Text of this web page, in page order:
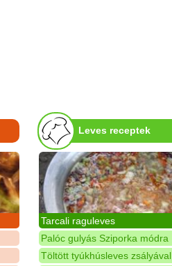
Leves receptek
Tarcali raguleves
Palóc gulyás Sziporka módra
Töltött tyúkhúsleves zsályával